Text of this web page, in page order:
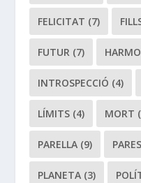
FELICITAT (7)
FUTUR (7)
INTROSPECCIÓ (4)
LÍMITS (4) MORT
PARELLA (9) PARES
PLANETA (3)